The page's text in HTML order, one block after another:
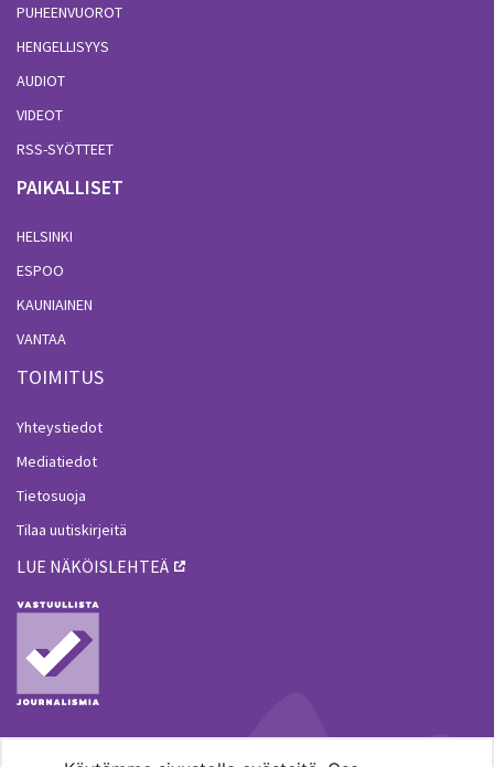
PUHEENVUOROT
HENGELLISYYS
AUDIOT
VIDEOT
RSS-SYÖTTEET
PAIKALLISET
HELSINKI
ESPOO
KAUNIAINEN
VANTAA
TOIMITUS
Yhteystiedot
Mediatiedot
Tietosuoja
Tilaa uutiskirjeitä
LUE NÄKÖISLEHTEÄ